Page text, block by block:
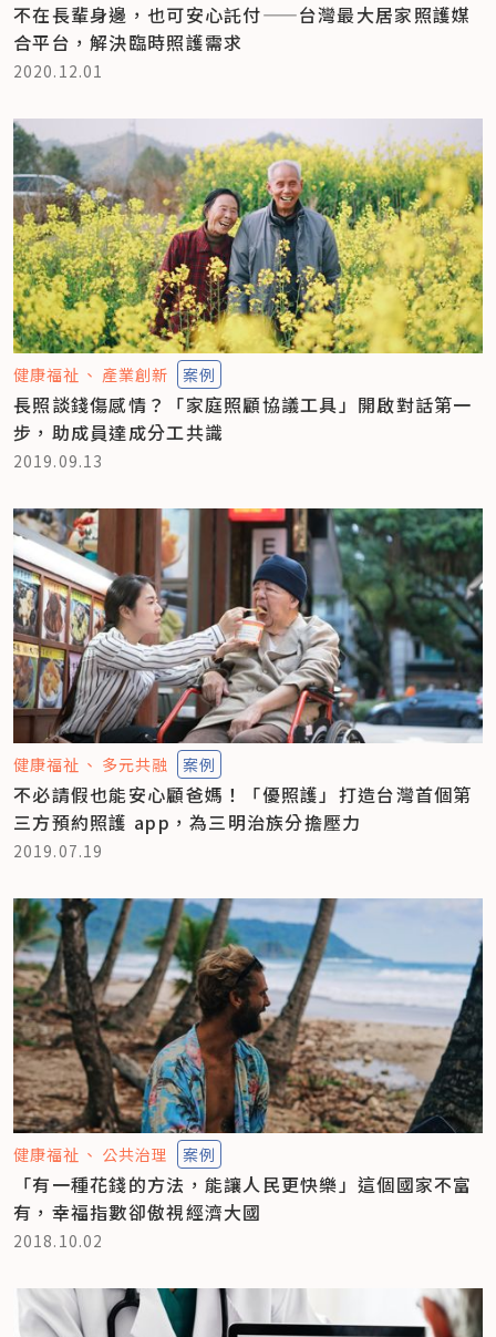
不在長輩身邊，也可安心託付——台灣最大居家照護媒
合平台，解決臨時照護需求
2020.12.01
健康福祉 產業創新 案例
長照談錢傷感情？「家庭照顧協議工具」開啟對話第一
步，助成員達成分工共識
2019.09.13
健康福祉 多元共融 案例
不必請假也能安心顧爸媽！「優照護」打造台灣首個第
三方預約照護 app，為三明治族分擔壓力
2019.07.19
健康福祉 公共治理 案例
「有一種花錢的方法，能讓人民更快樂」這個國家不富
有，幸福指數卻傲視經濟大國
2018.10.02